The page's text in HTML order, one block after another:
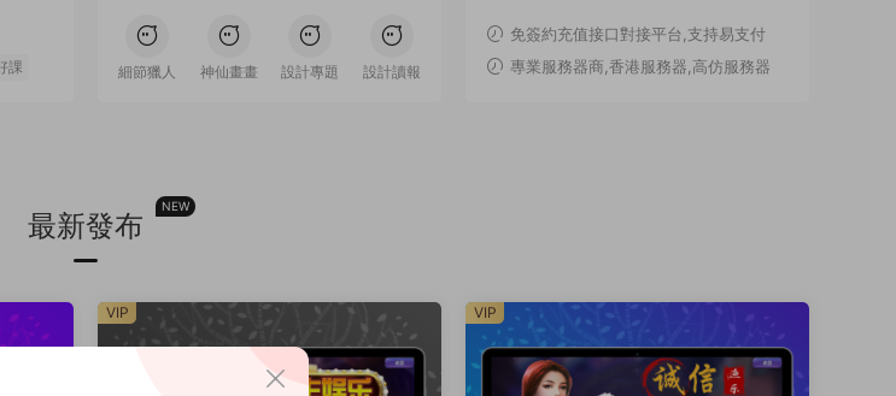
課 細節獵人 神仙畫畫 設計專題 設計讀報
免簽約充值接口對接平台,支持易支付
無憂碼支付
專業服務器商,香港服務器,高仿服務器
最新發布
NEW
VIP VIP